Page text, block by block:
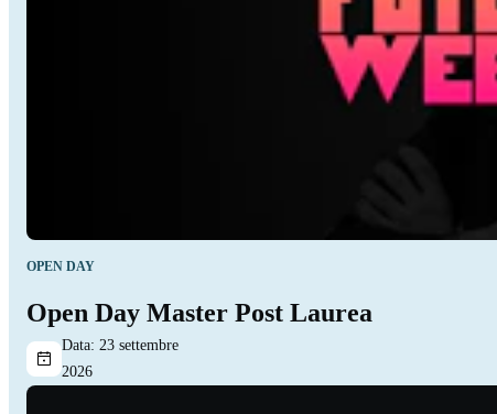
OPEN DAY
Open Day Master Post Laurea
Data: 23 settembre
2026